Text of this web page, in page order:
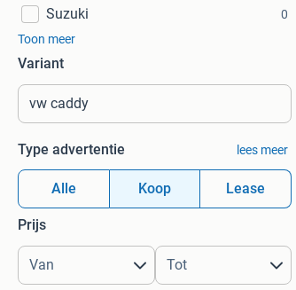
Suzuki
0
Toon meer
Variant
Type advertentie lees meer
Alle Koop Lease
Prijs